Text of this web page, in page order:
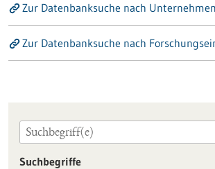
Zur Datenbanksuche nach Unternehmen
Zur Datenbanksuche nach
Suchbegriffe